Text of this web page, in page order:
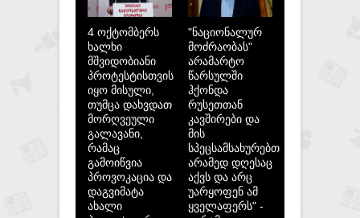
4 ოქტომბერს
ხალხი
მშვიდობიანი
პროტესტისთვის
იყო მისული,
თუმცა დახვდათ
მორღვეული
გალავანი,
რამაც
გამოიწვია
პროვოკაცია და
დაგვიმატა
ახალი
"ნაციონალურ
მოძრაობას"
არამარტო
წარსულში
ჰქონდა
რუსეთთან
კავშირები და
მის
სპეცსამსახურებთან,
არამედ დღესაც
აქვს და არც
უარყოფენ ამ
ყველაფერს" -